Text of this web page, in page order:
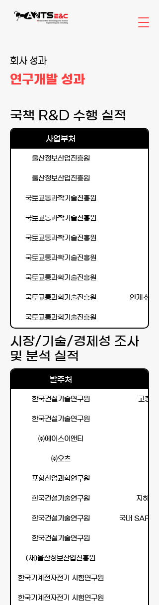
회사 성과
​연구개발 성과
국책 R&D 수행 실적
사업부처
울산정보산업진흥원
울산정보산업진흥원
국토교통과학기술진흥원
국토교통과학기술진흥원
국토교통과학기술진흥원
국토교통과학기술진흥원
국토교통과학기술진흥원
국토교통과학기술진흥원 안개소산
국토교통과학기술진흥원
시장/기술/경제성 조사
및 분석 실적
발주처
한국건설기술연구원 고층
한국건설기술연구원
㈜에이스이앤티
㈜오츠
포항산업과학연구원
한국건설기술연구원 지하
한국건설기술연구원 국내 SAF 생
한국건설기술연구원
(재)울산정보산업진흥원
한국기계전자전기 시험연구원
한국기계전자전기 시험연구원